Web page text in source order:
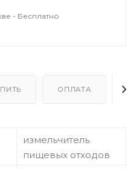
- Бесплатно
ОПЛАТА
измельчитель
пищевых отходов